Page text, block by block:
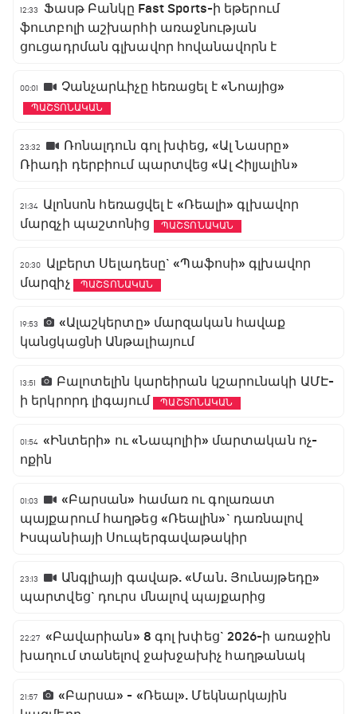
12:33
Ֆասթ Բանկը Fast Sports-ի եթերում
ֆուտբոլի աշխարհի առաջնության
ցուցադրման գլխավոր հովանավորն է
00:01 Չանչարևիչը հեռացել է «Նոայից»
ՊԱՇՏՈՆԱԿԱՆ
23:32
Ռոնալդուն գոլ խփեց, «Ալ Նասրը»
Ռիադի դերբիում պարտվեց «Ալ Հիլյալին»
21:34 Ալոնսոն հեռացվել է «Ռեալի» գլխավոր
մարզչի պաշտոնից
ՊԱՇՏՈՆԱԿԱՆ
20:30
Ալբերտ Սելադեսը` «Պաֆոսի» գլխավոր
մարզիչ
ՊԱՇՏՈՆԱԿԱՆ
19:53
«Ալաշկերտը» մարզական հավաք
կանցկացնի Անթալիայում
13:51
Բալոտելին կարեիրան կշարունակի ԱՄԷ-
ի երկրորդ լիգայում
ՊԱՇՏՈՆԱԿԱՆ
01:54 «Ինտերի» ու «Նապոլիի» մարտական ոչ-
ոքին
01:03
«Բարսան» համառ ու գոլառատ
պայքարում հաղթեց «Ռեալին»` դառնալով
Իսպանիայի Սուպերգավաթակիր
23:13
Անգլիայի գավաթ. «Ման. Յունայթեդը»
պարտվեց` դուրս մնալով պայքարից
22:27 «Բավարիան» 8 գոլ խփեց` 2026-ի առաջին
խաղում տանելով ջախջախիչ հաղթանակ
21:57
«Բարսա» - «Ռեալ». Մեկնարկային